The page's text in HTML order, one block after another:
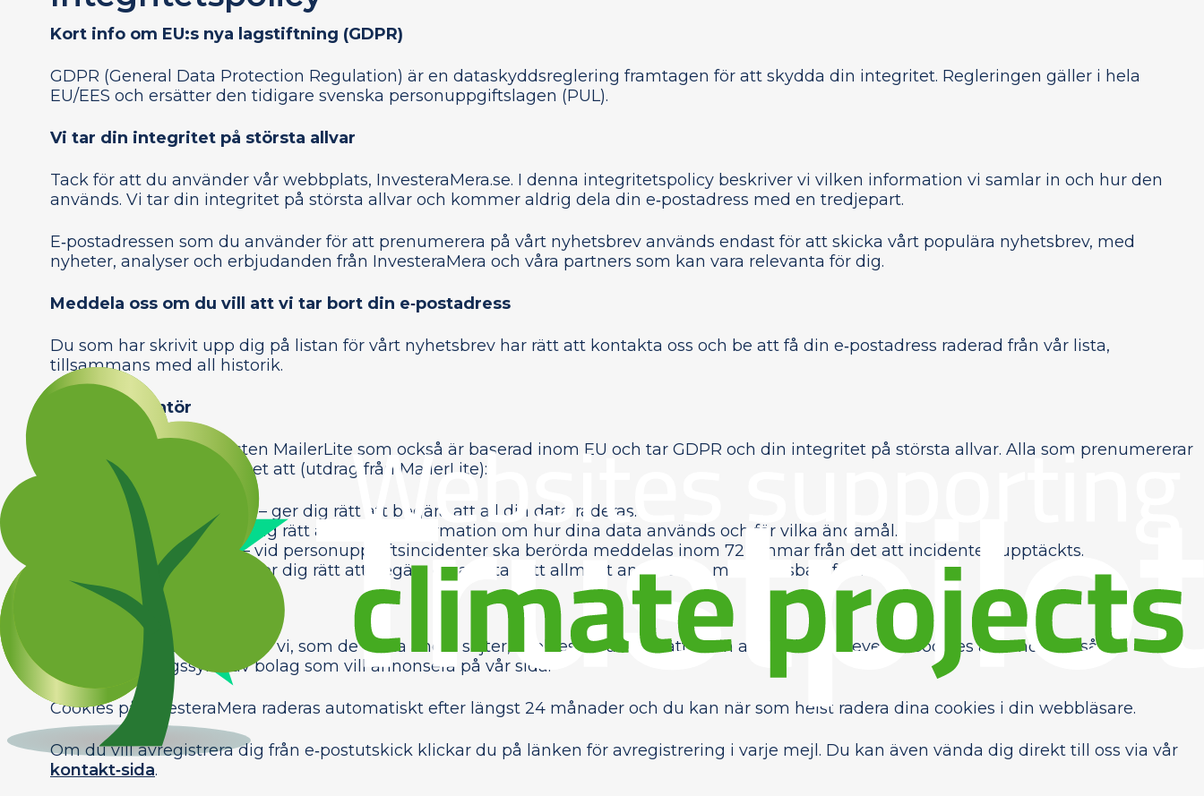
Kort info om EU:s nya lagstiftning (GDPR)
GDPR (General Data Protection Regulation) är en dataskyddsreglering framtagen för att skydda din integritet. Regleringen gäller i hela
EU/EES och ersätter den tidigare svenska personuppgiftslagen (PUL).
Vi tar din integritet på största allvar
Tack för att du använder vår webbplats, InvesteraMera.se. I denna integritetspolicy beskriver vi vilken information vi samlar in och hur den
används. Vi tar din integritet på största allvar och kommer aldrig dela din e‑postadress med en tredjepart.
E‑postadressen som du använder för att prenumerera på vårt nyhetsbrev används endast för att skicka vårt populära nyhetsbrev, med
nyheter, analyser och erbjudanden från InvesteraMera och våra partners som kan vara relevanta för dig.
Meddela oss om du vill att vi tar bort din e‑postadress
Du som har skrivit upp dig på listan för vårt nyhetsbrev har rätt att kontakta oss och be att få din e‑postadress raderad från vår lista,
tillsammans med all historik.
E‑postleverantör
Vi använder e‑posttjänsten MailerLite som också är baserad inom EU och tar GDPR och din integritet på största allvar. Alla som prenumererar
på vår e‑post har möjlighet att (utdrag från MailerLite):
Right to be forgotten
– ger dig rätt att begära att all din data raderas.
Right of access– ger dig rätt att begära information om hur dina data används och för vilka ändamål.
Breach Notification – vid personuppgiftsincidenter ska berörda meddelas inom 72 timmar från det att incidenten upptäckts.
Right of portability
– ger dig rätt att begära dina data i ett allmänt använt och maskinläsbart format.
Cookies
På vår webbplats använder vi, som de flesta andra sajter, cookies för att förbättra din användarupplevelse. Cookies används också i
marknadsföringssyfte av bolag som vill annonsera på vår sida.
Cookies på InvesteraMera raderas automatiskt efter längst 24 månader och du kan när som helst radera dina cookies i din webbläsare.
Om du vill avregistrera dig från e‑postutskick klickar du på länken för avregistrering i varje mejl. Du kan även vända dig direkt till oss via vår
kontakt‑sida.